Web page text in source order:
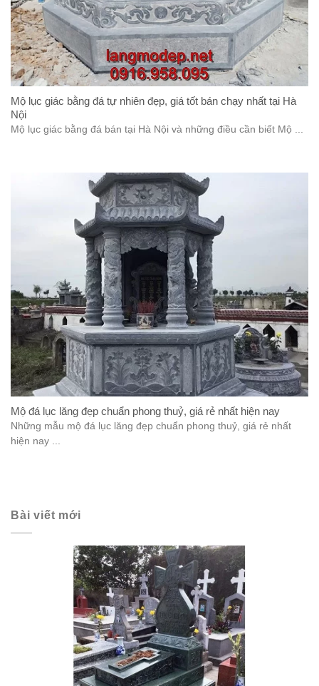
Mộ lục giác bằng đá tự nhiên đẹp, giá tốt bán chạy nhất tại Hà
Nội
Mộ lục giác bằng đá bán tại Hà Nội và những điều cần biết Mộ ...
Mộ đá lục lăng đẹp chuẩn phong thuỷ, giá rẻ nhất hiện nay
Những mẫu mộ đá lục lăng đẹp chuẩn phong thuỷ, giá rẻ nhất
hiện nay ...
Bài viết mới